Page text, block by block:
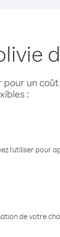
un
:
l'utiliser pour
de votre